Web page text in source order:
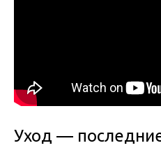
Уход —